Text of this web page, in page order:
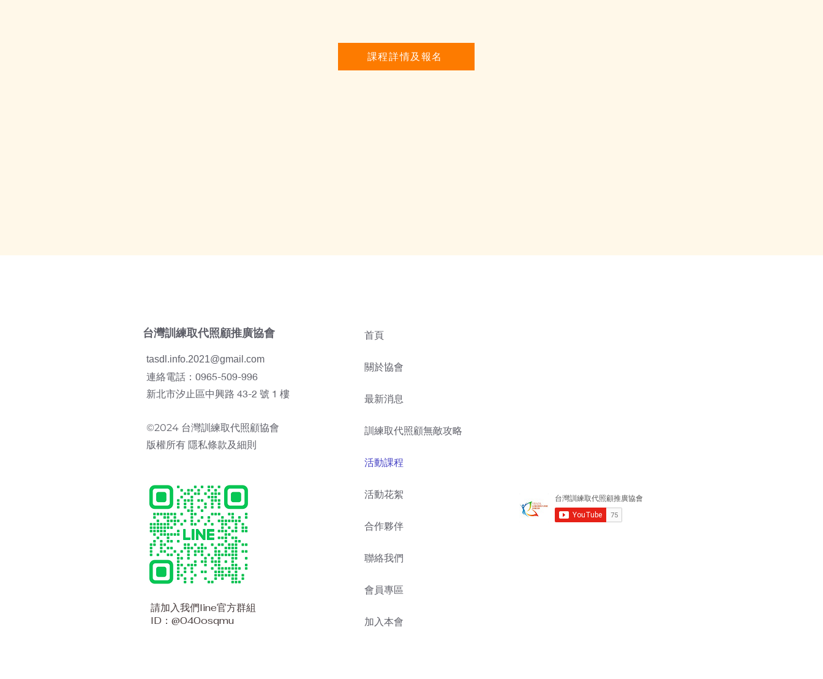
課程詳情及報名
台灣訓練取代照顧推廣協會
tasdl.info.2021@gmail.com
連絡電話：0965-509-996
新北市汐止區中興路 43-2 號 1 樓
©2024 台灣訓練取代照顧協會
版權所有 隱私條款及細則
請加入我們line官方群組
ID：@040osqmu
首頁
關於協會
最新消息
訓練取代照顧無敵攻略
活動課程
活動花絮
合作夥伴
聯絡我們
會員專區
加入本會